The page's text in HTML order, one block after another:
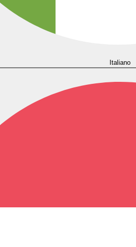
Italiano